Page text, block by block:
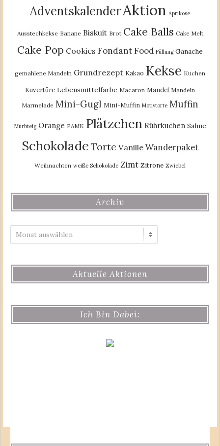
AdventskalenderAktion Aprikose
Ausstechkekse Banane Biskuit Brot Cake Balls Cake Melt
Cake Pop Cookies Fondant Food Füllung Ganache
gemahlene Mandeln Grundrezept Kakao Kekse Kuchen
Kuvertüre Lebensmittelfarbe Macaron Mandel Mandeln
Marmelade Mini-Gugl Mini-Muffin Motivtorte Muffin
Mürbteig Orange PAMK Plätzchen Rührkuchen Sahne
Schokolade Torte Vanille Wanderpaket
Weihnachten weiße Schokolade Zimt Zitrone Zwiebel
Archiv
Aktuelle Aktionen
Ich Bin Dabei: